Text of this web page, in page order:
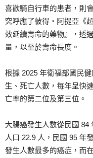
喜歡騎自行車的患者，則
究呼應了彼得‧阿提亞《
效延續壽命的藥物』，透
量，以至於壽命長度。
根據 2025 年衛福部國民
生、死亡人數，每年呈快
亡率的第二位及第三位。
大腸癌發生人數從民國 84
人口 22.9 人，民國 95 年
發生人數最多的癌症，而